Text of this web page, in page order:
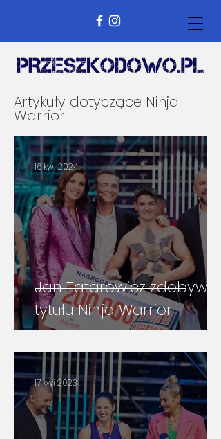
Artykuły dotyczące Ninja
Warrior
Jan Tatarowicz zdobywcą
tytułu Ninja Warrior
16 kwi 2024
17 kwi 2023